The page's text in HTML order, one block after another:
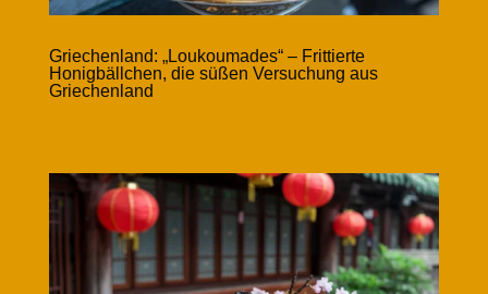
Griechenland: „Loukoumades“ – Frittierte
Honigbällchen, die süßen Versuchung aus
Griechenland